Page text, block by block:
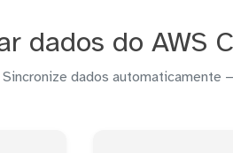
dados do AWS
Sincronize dados automaticamente